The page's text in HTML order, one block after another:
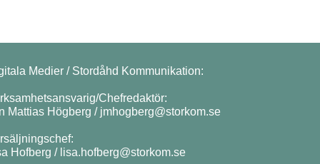
Medier / Stordåhd Kommunikation:
Chefredaktör:
Mattias Högberg / jmhogberg@storkom.se
Hofberg / lisa.hofberg@storkom.se